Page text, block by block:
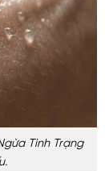
Tình Trạng